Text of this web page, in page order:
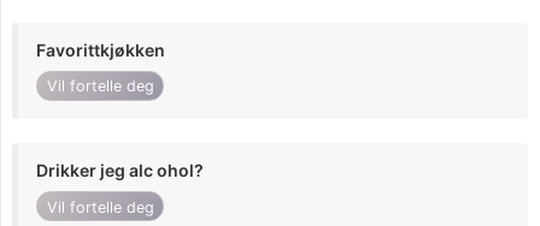
Favorittkjøkken
Vil fortelle deg
Drikker jeg alc ohol?
Vil fortelle deg